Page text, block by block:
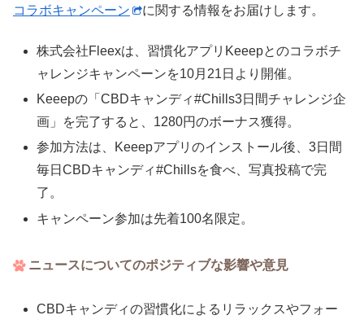
コラボキャンペーン
に関する情報をお届けします。
株式会社Fleexは、習慣化アプリKeeepとのコラボチ
ャレンジキャンペーンを10月21日より開催。
Keeepの「CBDキャンディ#Chills3日間チャレンジ企
画」を完了すると、1280円のボーナス獲得。
参加方法は、Keeepアプリのインストール後、3日間
毎日CBDキャンディ#Chillsを食べ、写真投稿で完
了。
キャンペーン参加は先着100名限定。
ニュースについてのポジティブな影響や意見
CBDキャンディの習慣化によるリラックスやフォー